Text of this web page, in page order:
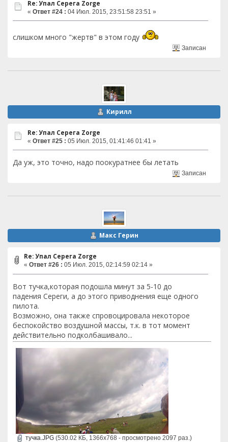
Re: Упал Серега Zorge
« Ответ #24 : 04 Июл. 2015, 23:51:58 23:51 »
слишком много "жертв" в этом году
Записан
Кирилл
Re: Упал Серега Zorge
« Ответ #25 : 05 Июл. 2015, 01:41:46 01:41 »
Да уж, это точно, надо поокуратнее бы летать
Записан
Макс Герин
Re: Упал Серега Zorge
« Ответ #26 : 05 Июл. 2015, 02:14:59 02:14 »
Вот тучка,которая подошла минут за 5-10 до
падения Сереги, а до этого приводнения еще одного
пилота.
Возможно, она также спровоцировала некоторое
беспокойство воздушной массы, т.к. в тот момент
действительно подколбашивало...
тучка.JPG(530.02 КБ, 1366x768 - просмотрено 2097 раз.)